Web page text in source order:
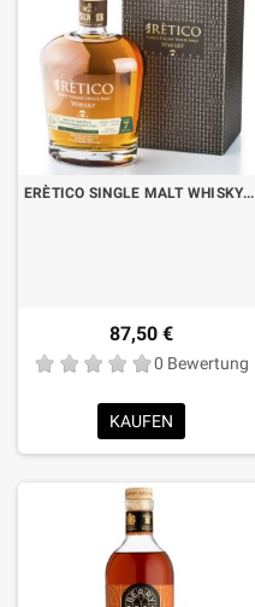
ERÈTICO SINGLE MALT WHISKY 7 JAHRE IN GRAPPA- UND GEWÜRZTRAMINERFÄSSERN CL.70 MIT KOFFER
87,50 €
0 Bewertung
KAUFEN